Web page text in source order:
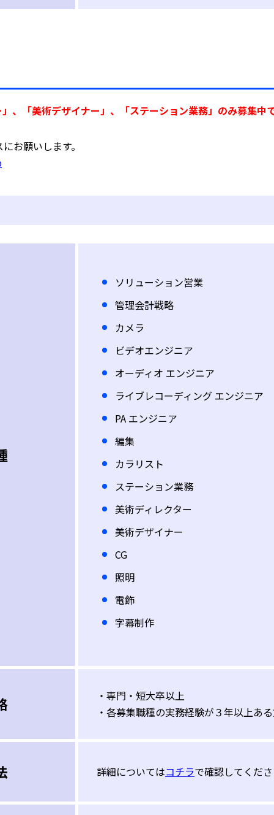
、「美術デザイナー」、「ステーション業務」のみ募集中
お願いします。
ソリューション営業
管理会計戦略
カメラ
ビデオエンジニア
オーディオ エンジニア
ライブレコーディング エンジニア
PA エンジニア
編集
カラリスト
ステーション業務
美術ディレクター
美術デザイナー
CG
照明
電飾
字幕制作
・専門・短大卒以上
・各募集職種の実務経験が３年以上あ
詳細についてはコチラで確認してくだ